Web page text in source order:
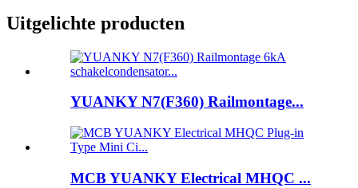
Uitgelichte producten
YUANKY N7(F360) Railmontage...
MCB YUANKY Electrical MHQC ...